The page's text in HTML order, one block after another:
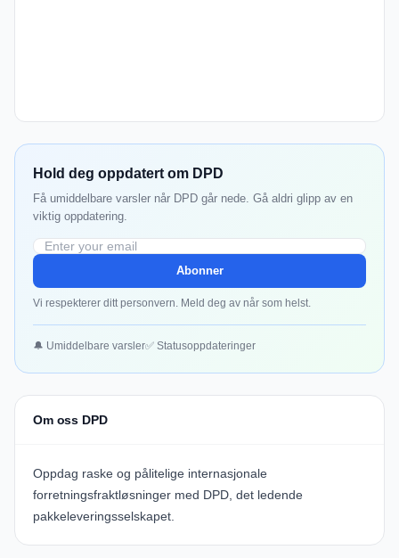
Hold deg oppdatert om DPD
Få umiddelbare varsler når DPD går nede. Gå aldri glipp av en
viktig oppdatering.
Abonner
Vi respekterer ditt personvern. Meld deg av når som helst.
🔔 Umiddelbare varsler✅ Statusoppdateringer
Om oss DPD
Oppdag raske og pålitelige internasjonale
forretningsfraktløsninger med DPD, det ledende
pakkeleveringsselskapet.